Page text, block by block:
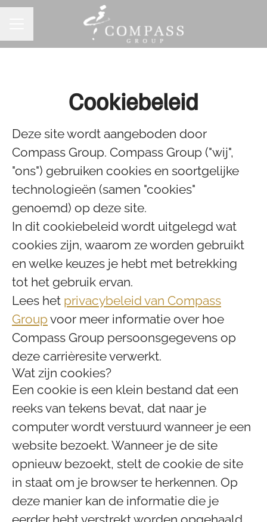
Cookiebeleid
Deze site wordt aangeboden door
Compass Group. Compass Group ("wij",
"ons") gebruiken cookies en soortgelijke
technologieën (samen "cookies"
genoemd) op deze site.
In dit cookiebeleid wordt uitgelegd wat
cookies zijn, waarom ze worden gebruikt
en welke keuzes je hebt met betrekking
tot het gebruik ervan.
Lees het privacybeleid van Compass
Group voor meer informatie over hoe
Compass Group persoonsgegevens op
deze carrièresite verwerkt.
Wat zijn cookies?
Een cookie is een klein bestand dat een
reeks van tekens bevat, dat naar je
computer wordt verstuurd wanneer je een
website bezoekt. Wanneer je de site
opnieuw bezoekt, stelt de cookie de site
in staat om je browser te herkennen. Op
deze manier kan de informatie die je